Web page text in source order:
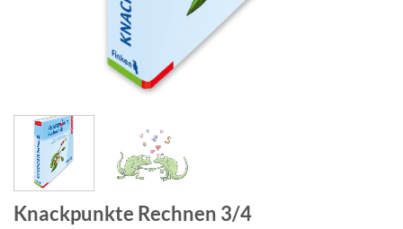
Knackpunkte Rechnen 3/4